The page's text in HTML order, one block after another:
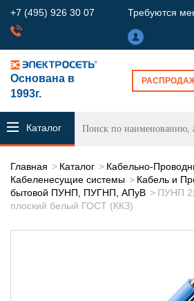
+7 (495) 926 30 07 Требуются
Основана в
1993г.
Каталог
Главная Каталог
Кабельно-
Кабеленесущие системы
Кабель и
бытовой ПУНП, ПУГНП, АПуВ
ПУНП
плоский белый ГОСТ (ККЗ)